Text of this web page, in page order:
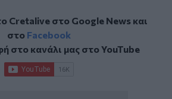
Cretalive στο Google Newsκαι
στο Facebook
στο κανάλι μας στοYouTube